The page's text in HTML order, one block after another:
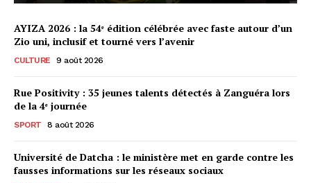
AYIZA 2026 : la 54ᵉ édition célébrée avec faste autour d’un
Zio uni, inclusif et tourné vers l’avenir
CULTURE 9 août 2026
Rue Positivity : 35 jeunes talents détectés à Zanguéra lors
de la 4ᵉ journée
SPORT 8 août 2026
Université de Datcha : le ministère met en garde contre les
fausses informations sur les réseaux sociaux